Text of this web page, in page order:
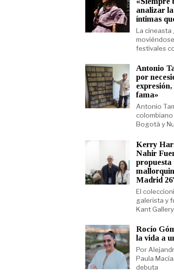
analizar
íntimas
La cineasta
festivales
Antonio
por
fama»
Antonio
Bogotá y
Kerry
Nahir
propuesta
Madrid 26′
El
galerista y
Kant Gallery,
Rocío
la vida a
Por
Paula
debuta